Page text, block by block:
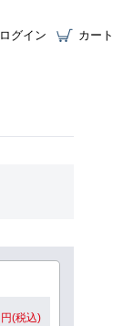
ログイン カート
円(税込)